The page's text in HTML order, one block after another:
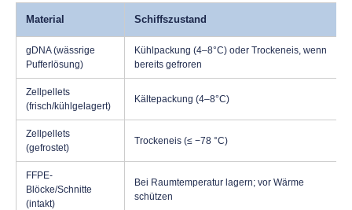
Material Schiffszustand
gDNA (wässrige
Pufferlösung)
Kühlpackung (4–8°C) oder Trockeneis, wenn
bereits gefroren
Zellpellets
(frisch/kühlgelagert)
Kältepackung (4–8°C)
Zellpellets
(gefrostet)
Trockeneis (≤ −78 °C)
FFPE-
Blöcke/Schnitte
(intakt)
Bei Raumtemperatur lagern; vor Wärme
schützen